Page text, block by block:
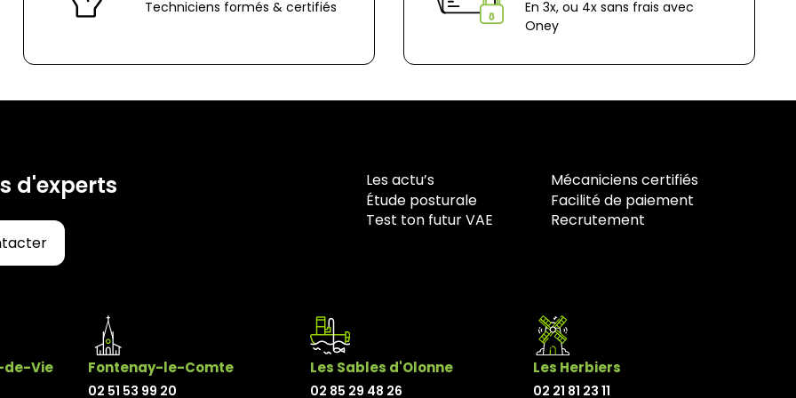
Techniciens formés & certifiés
En 3x, ou 4x sans frais avec
Oney
d'experts Les actu’s
Mécaniciens certifiés
Étude posturale
Facilité de paiement
Test ton futur VAE
Recrutement
Vie Fontenay-le-Comte
02 51 53 99 20
Les Sables d'Olonne
02 85 29 48 26
Les Herbiers
02 21 81 23 11